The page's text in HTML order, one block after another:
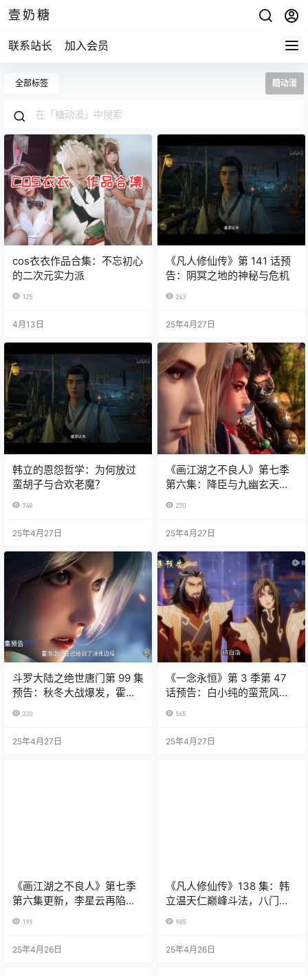
壹奶糖
联系站长 加入会员
全部标签 糖动漫
cos衣衣作品合集：不忘初心
的二次元实力派
125
4月13日
《凡人修仙传》第 141 话预
告：阴冥之地的神秘与危机
263
25年4月27日
韩立的恩怨哲学：为何放过
蛮胡子与合欢老魔？
748
25年4月27日
《画江湖之不良人》第七季
第六集：降臣与九幽玄天神
270
25年4月27日
斗罗大陆之绝世唐门第 99 集
预告：秋冬大战爆发，霍雨
320
25年4月27日
《一念永恒》第 3 季第 47
话预告：白小纯的蛮荒风云
565
25年4月27日
《画江湖之不良人》第七季
第六集更新，李星云再陷争
议漩涡
199
25年4月26日
《凡人修仙传》138 集：韩
立温天仁巅峰斗法，八门金
光镜惊艳全场
985
25年4月26日